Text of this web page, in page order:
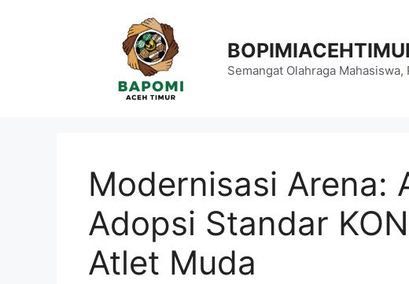
Semangat Olahraga
Modernisasi Arena:
Adopsi Standar
Atlet Muda